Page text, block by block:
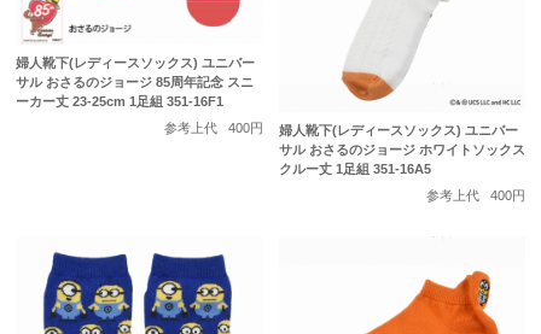
婦人靴下(レディースソックス) ユニバー
サル おさるのジョージ 85周年記念 スニ
ーカー丈 23-25cm 1足組 351-16F1
参考上代
400円
婦人靴下(レディースソックス) ユニバー
サル おさるのジョージ ホワイトソックス
クルー丈 1足組 351-16A5
参考上代
400円